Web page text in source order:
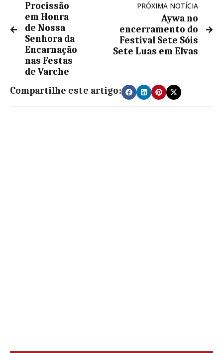
Procissão
em Honra
de Nossa
Senhora da
Encarnação
nas Festas
de Varche
PRÓXIMA NOTÍCIA
Aywa no
encerramento do
Festival Sete Sóis
Sete Luas em Elvas
Compartilhe este artigo: